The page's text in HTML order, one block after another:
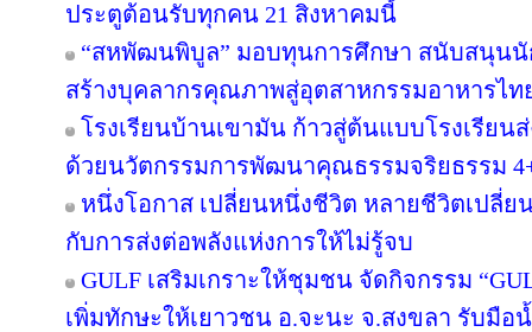
ประตูต้อนรับทุกคน 21 สิงหาคมนี้
“สหพัฒนพิบูล” มอบทุนการศึกษา สนับสนุนนั
สร้างบุคลากรคุณภาพสู่อุตสาหกรรมอาหารไท
โรงเรียนบ้านเขามัน ก้าวสู่ต้นแบบโรงเรียน
ด้วยนวัตกรรมการพัฒนาคุณธรรมจริยธรรม
หนึ่งโอกาส เปลี่ยนหนึ่งชีวิต หลายชีวิตเปลี่ย
กับการส่งต่อพลังแห่งการให้ไม่รู้จบ
GULF เสริมเกราะให้ชุมชน จัดกิจกรรม
เพิ่มทักษะให้เยาวชน อ.จะนะ จ.สงขลา รับมือ